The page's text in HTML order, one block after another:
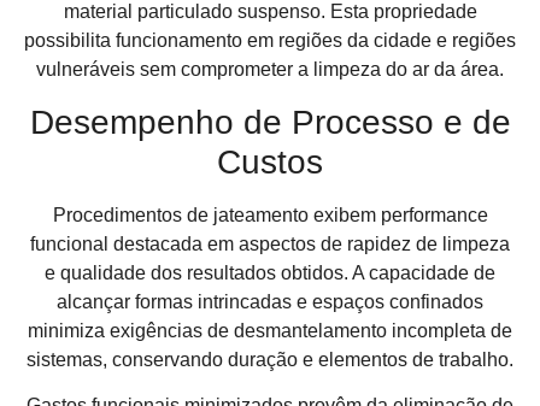
material particulado suspenso. Esta propriedade
possibilita funcionamento em regiões da cidade e regiões
vulneráveis sem comprometer a limpeza do ar da área.
Desempenho de Processo e de
Custos
Procedimentos de jateamento exibem performance
funcional destacada em aspectos de rapidez de limpeza
e qualidade dos resultados obtidos. A capacidade de
alcançar formas intrincadas e espaços confinados
minimiza exigências de desmantelamento incompleta de
sistemas, conservando duração e elementos de trabalho.